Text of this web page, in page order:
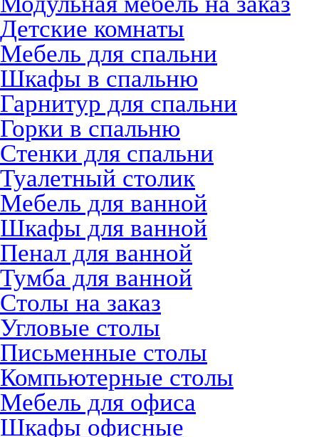
Детские комнаты
Мебель для спальни
Шкафы в спальню
Гарнитур для спальни
Горки в спальню
Стенки для спальни
Туалетный столик
Мебель для ванной
Шкафы для ванной
Пенал для ванной
Тумба для ванной
Столы на заказ
Угловые столы
Письменные столы
Компьютерные столы
Мебель для офиса
Шкафы офисные